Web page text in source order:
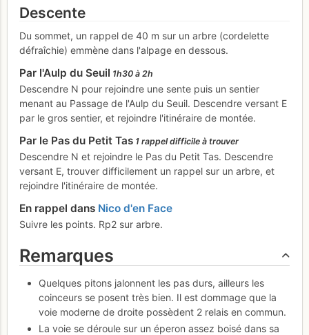
Descente
Du sommet, un rappel de 40 m sur un arbre (cordelette
défraîchie) emmène dans l'alpage en dessous.
Par l'Aulp du Seuil 1h30 à 2h
Descendre N pour rejoindre une sente puis un sentier
menant au Passage de l'Aulp du Seuil. Descendre versant E
par le gros sentier, et rejoindre l'itinéraire de montée.
Par le Pas du Petit Tas 1 rappel difficile à trouver
Descendre N et rejoindre le Pas du Petit Tas. Descendre
versant E, trouver difficilement un rappel sur un arbre, et
rejoindre l'itinéraire de montée.
En rappel dans Nico d'en Face
Suivre les points. Rp2 sur arbre.
Remarques
Quelques pitons jalonnent les pas durs, ailleurs les
coinceurs se posent très bien. Il est dommage que la
voie moderne de droite possèdent 2 relais en commun.
La voie se déroule sur un éperon assez boisé dans sa